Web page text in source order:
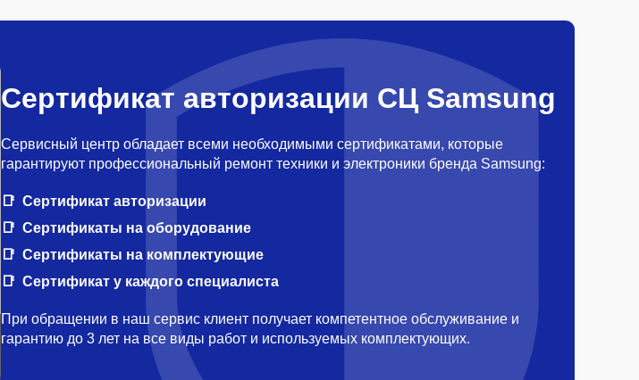
Сертификат авторизации СЦ Samsung
Сервисный центр обладает всеми необходимыми сертификатами, которые
гарантируют профессиональный ремонт техники и электроники бренда Samsung:
Сертификат авторизации
Сертификаты на оборудование
Сертификаты на комплектующие
Сертификат у каждого специалиста
При обращении в наш сервис клиент получает компетентное обслуживание и
гарантию до 3 лет на все виды работ и используемых комплектующих.